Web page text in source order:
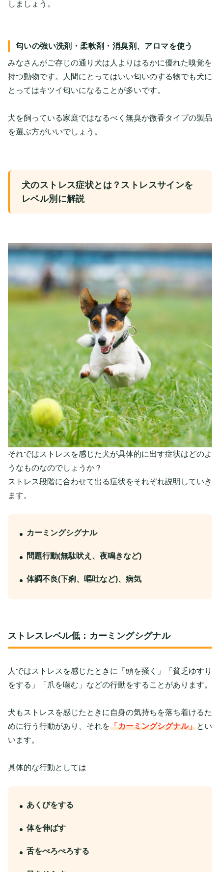
しましょう。
匂いの強い洗剤・柔軟剤・消臭剤、アロマを使う
みなさんがご存じの通り犬は人よりはるかに優れた嗅覚を
持つ動物です。人間にとってはいい匂いのする物でも犬に
とってはキツイ匂いになることが多いです。
犬を飼っている家庭ではなるべく無臭か微香タイプの製品
を選ぶ方がいいでしょう。
犬のストレス症状とは？ストレスサインを
レベル別に解説
それではストレスを感じた犬が具体的に出す症状はどのよ
うなものなのでしょうか？
ストレス段階に合わせて出る症状をそれぞれ説明していき
ます。
カーミングシグナル
問題行動(無駄吠え、夜鳴きなど)
体調不良(下痢、嘔吐など)、病気
ストレスレベル低：カーミングシグナル
人ではストレスを感じたときに「頭を掻く」「貧乏ゆすり
をする」「爪を噛む」などの行動をすることがあります。
犬もストレスを感じたときに自身の気持ちを落ち着けるた
めに行う行動があり、それを「カーミングシグナル」とい
います。
具体的な行動としては
あくびをする
体を伸ばす
舌をぺろぺろする